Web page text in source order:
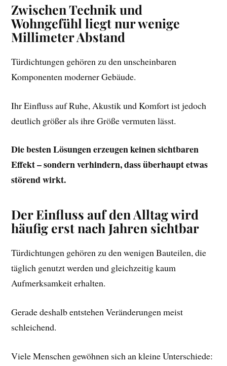
Zwischen Technik und
Wohngefühl liegt nur wenige
Millimeter Abstand
Türdichtungen gehören zu den unscheinbaren
Komponenten moderner Gebäude.
Ihr Einfluss auf Ruhe, Akustik und Komfort ist jedoch
deutlich größer als ihre Größe vermuten lässt.
Die besten Lösungen erzeugen keinen sichtbaren
Effekt – sondern verhindern, dass überhaupt etwas
störend wirkt.
Der Einfluss auf den Alltag wird
häufig erst nach Jahren sichtbar
Türdichtungen gehören zu den wenigen Bauteilen, die
täglich genutzt werden und gleichzeitig kaum
Aufmerksamkeit erhalten.
Gerade deshalb entstehen Veränderungen meist
schleichend.
Viele Menschen gewöhnen sich an kleine Unterschiede: